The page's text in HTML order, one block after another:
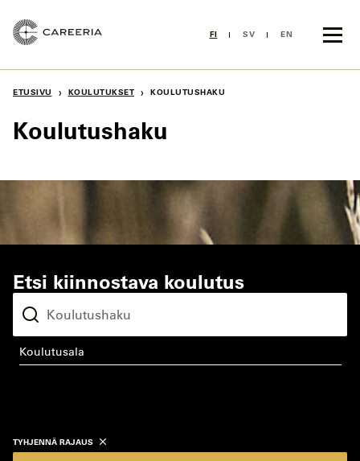
sisältöön
FI SV EN
ETUSIVU › KOULUTUKSET › KOULUTUSHAKU
Koulutushaku
Etsi kiinnostava koulutus
koulutusala
TYHJENNÄ RAJAUS